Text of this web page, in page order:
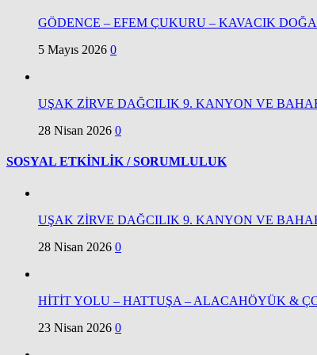
GÖDENCE – EFEM ÇUKURU – KAVACIK
5 Mayıs 2026 0
UŞAK ZİRVE DAĞCILIK 9. KANYON VE
28 Nisan 2026 0
SOSYAL ETKİNLİK / SORUMLULUK
UŞAK ZİRVE DAĞCILIK 9. KANYON VE
28 Nisan 2026 0
HİTİT YOLU – HATTUŞA – ALACAHÖYÜK &
23 Nisan 2026 0